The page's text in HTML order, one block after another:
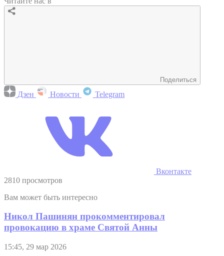
Поделиться
Дзен Новости Telegram
Вконтакте
2810 просмотров
Вам может быть интересно
Никол Пашинян прокомментировал
провокацию в храме Святой Анны
15:45, 29 мар 2026